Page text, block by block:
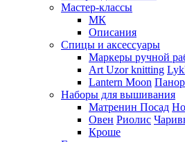
Мастер-классы
МК
Описания
Спицы и аксессуары
Маркеры ручной
Art Uzor knitting
Lantern Moon
Наборы для вышивания
Матренин Посад
Овен Риолис
Кроше